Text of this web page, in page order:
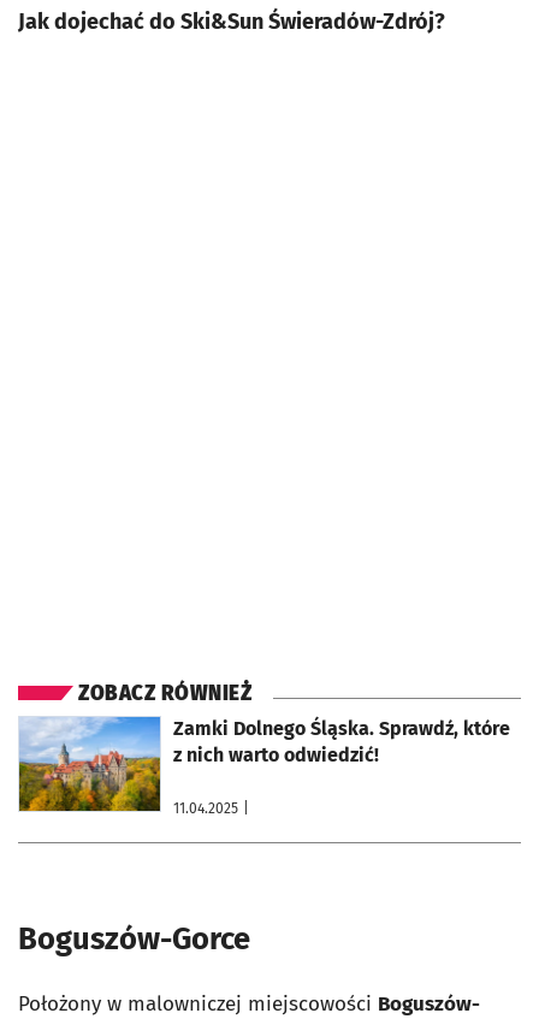
Jak dojechać do Ski&Sun Świeradów-Zdrój?
ZOBACZ RÓWNIEŻ
Zamki Dolnego Śląska. Sprawdź, które
z nich warto odwiedzić!
11.04.2025
otworzy się w nowej karcie
Boguszów-Gorce
Położony w malowniczej miejscowości Boguszów-